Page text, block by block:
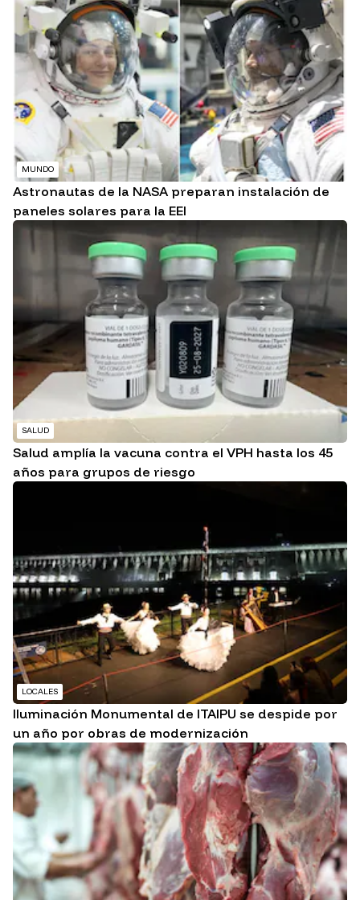
MUNDO
Astronautas de la NASA preparan instalación de
paneles solares para la EEI
SALUD
Salud amplía la vacuna contra el VPH hasta los 45
años para grupos de riesgo
LOCALES
Iluminación Monumental de ITAIPU se despide por
un año por obras de modernización